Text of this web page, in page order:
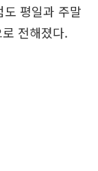
평일과 주말
전해졌다.